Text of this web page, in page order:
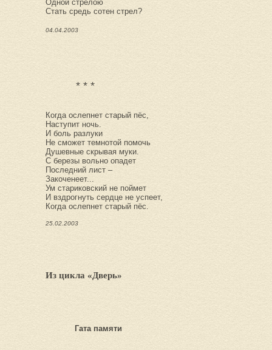
Одной стрелою
Стать средь сотен стрел?
04.04.2003
* * *
Когда ослепнет старый пёс,
Наступит ночь.
И боль разлуки
Не сможет темнотой помочь
Душевные скрывая муки.
С березы вольно опадет
Последний лист –
Закоченеет...
Ум стариковский не поймет
И вздрогнуть сердце не успеет,
Когда ослепнет старый пёс.
25.02.2003
Из цикла «Дверь»
Гата памяти